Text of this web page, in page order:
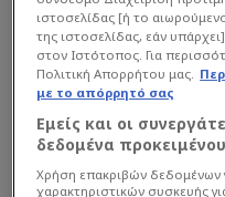
Ο 60χρονος δράστης
γνωστός στις αρχές,
ποινικά αδικήματα.
βομβιστική επίθεση,
ενδοοικογενειακή
ιστοσελίδας [ή το
της ιστοσελίδας, εάν
στον Ιστότοπος. Για
Πολιτική Απορρήτου μας.
με το απόρρητό σας
Εμείς και οι
δεδομένα
Χρήση επακριβών δεδομένων
χαρακτηριστικών συσκευής